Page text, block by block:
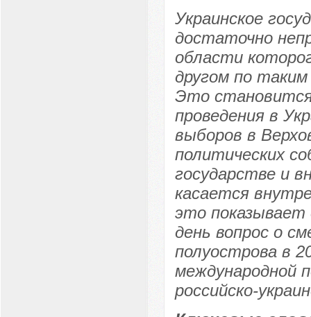
Украинское
достаточно
области
другом по таким
Это
проведения в
выборов в
политических
государстве и
касается
это показывает
день вопрос о
полуострова в
международной
российско-